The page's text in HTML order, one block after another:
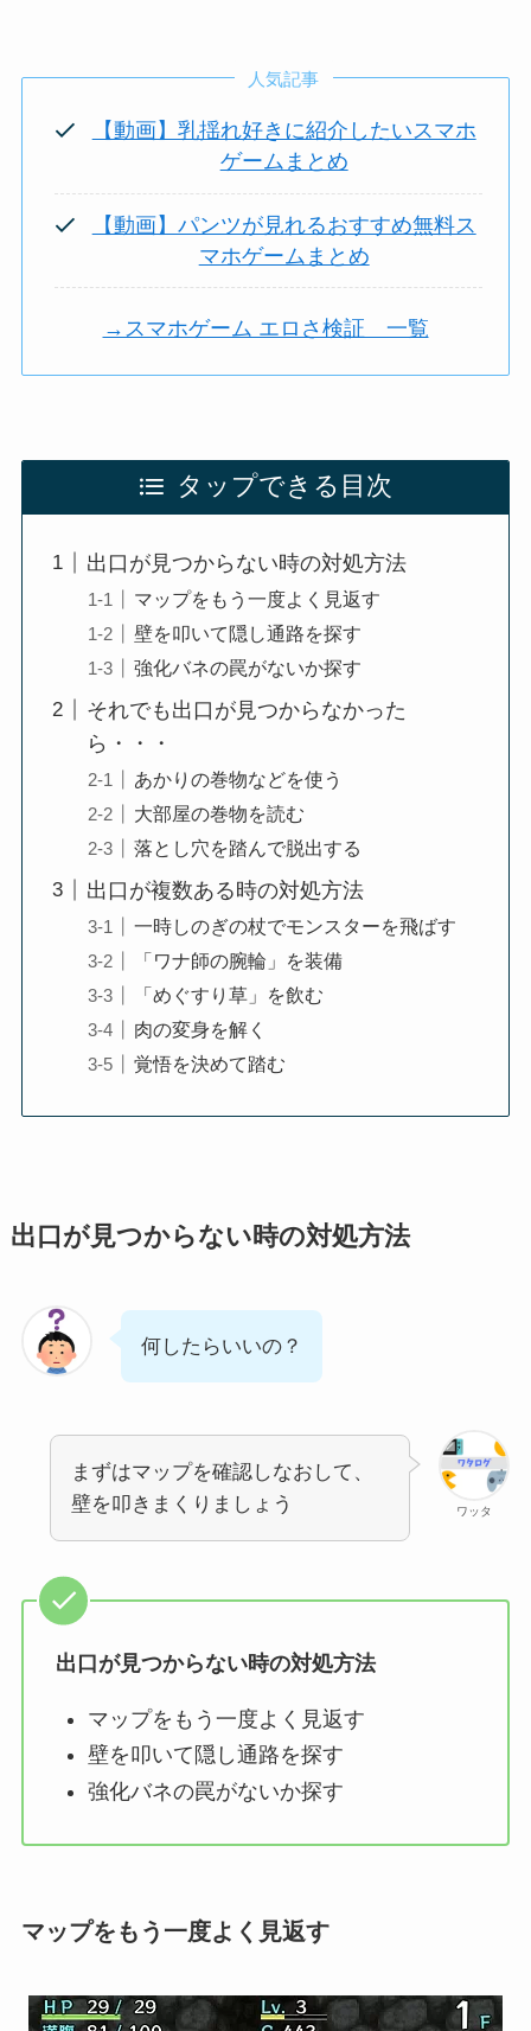
人気記事
【動画】乳揺れ好きに紹介したいスマホ
ゲームまとめ
【動画】パンツが見れるおすすめ無料ス
マホゲームまとめ
→スマホゲーム エロさ検証 一覧
タップできる目次
出口が見つからない時の対処方法
マップをもう一度よく見返す
壁を叩いて隠し通路を探す
強化バネの罠がないか探す
それでも出口が見つからなかった
ら・・・
あかりの巻物などを使う
大部屋の巻物を読む
落とし穴を踏んで脱出する
出口が複数ある時の対処方法
一時しのぎの杖でモンスターを飛ばす
「ワナ師の腕輪」を装備
「めぐすり草」を飲む
肉の変身を解く
覚悟を決めて踏む
出口が見つからない時の対処方法
何したらいいの？
ワッタ
まずはマップを確認しなおして、
壁を叩きまくりましょう
出口が見つからない時の対処方法
マップをもう一度よく見返す
壁を叩いて隠し通路を探す
強化バネの罠がないか探す
マップをもう一度よく見返す